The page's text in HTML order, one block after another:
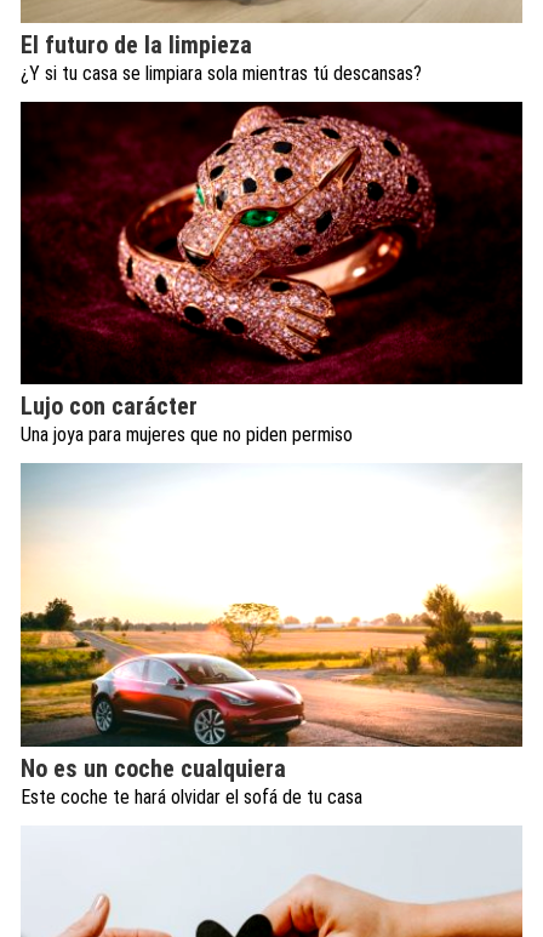
El futuro de la limpieza
¿Y si tu casa se limpiara sola mientras tú descansas?
Lujo con carácter
Una joya para mujeres que no piden permiso
No es un coche cualquiera
Este coche te hará olvidar el sofá de tu casa